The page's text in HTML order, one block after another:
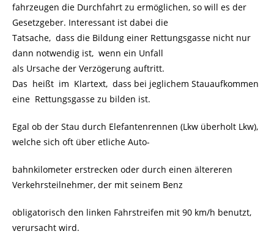
fahrzeugen die Durchfahrt zu ermöglichen, so will es der
Gesetzgeber. Interessant ist dabei die
Tatsache, dass die Bildung einer Rettungsgasse nicht nur
dann notwendig ist, wenn ein Unfall
als Ursache der Verzögerung auftritt.
Das heißt im Klartext, dass bei jeglichem Stauaufkommen
eine Rettungsgasse zu bilden ist.
Egal ob der Stau durch Elefantenrennen (Lkw überholt Lkw),
welche sich oft über etliche Auto-
bahnkilometer erstrecken oder durch einen ältereren
Verkehrsteilnehmer, der mit seinem Benz
obligatorisch den linken Fahrstreifen mit 90 km/h benutzt,
verursacht wird.